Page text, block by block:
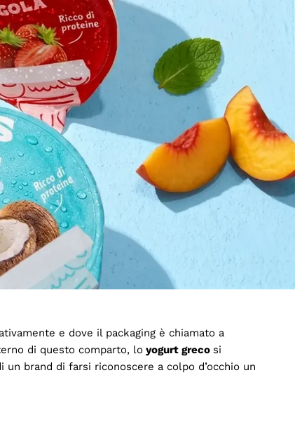
Prodotti & Brand
visiva
un contesto caratterizzato da assortimenti
e assume una duplice natura: materiale e
aiutando il consumatore a orientarsi tra le
e dove il packaging è chiamato a
di questo comparto, lo yogurt greco si
brand di farsi riconoscere a colpo d’occhio un